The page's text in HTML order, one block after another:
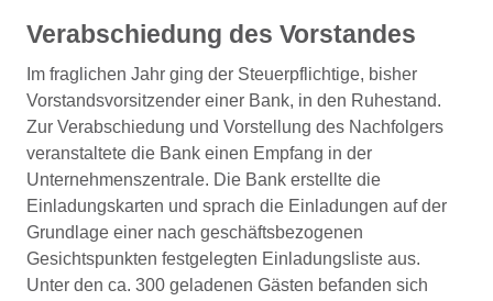
Verabschiedung des Vorstandes
Im fraglichen Jahr ging der Steuerpflichtige, bisher
Vorstandsvorsitzender einer Bank, in den Ruhestand.
Zur Verabschiedung und Vorstellung des Nachfolgers
veranstaltete die Bank einen Empfang in der
Unternehmenszentrale. Die Bank erstellte die
Einladungskarten und sprach die Einladungen auf der
Grundlage einer nach geschäftsbezogenen
Gesichtspunkten festgelegten Einladungsliste aus.
Unter den ca. 300 geladenen Gästen befanden sich